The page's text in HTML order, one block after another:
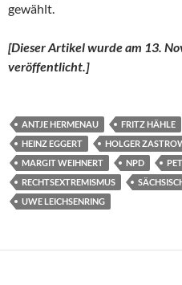
gewählt.
[Dieser Artikel wurde am 13.
veröffentlicht.]
ANTJE HERMENAU FRITZ HÄHLE
HEINZ EGGERT
HOLGER
MARGIT WEIHNERT
NPD
RECHTSEXTREMISMUS
UWE LEICHSENRING